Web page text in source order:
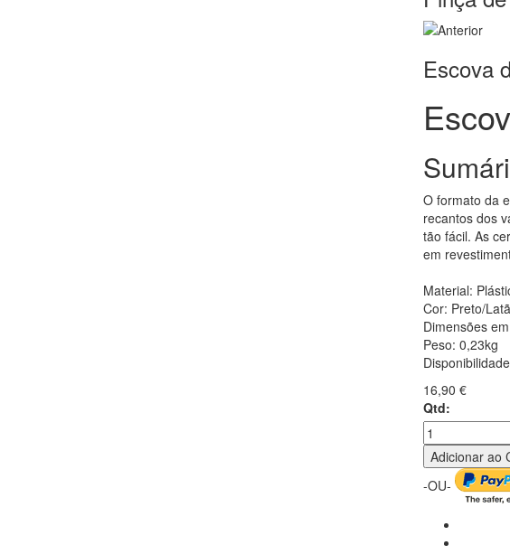
Escova
O formato da
recantos dos
tão fácil. As
em
Material:
Cor: Preto/
Dimensões
Peso: 0,23kg
16,90 €
Qtd:
Adicionar ao
-OU-